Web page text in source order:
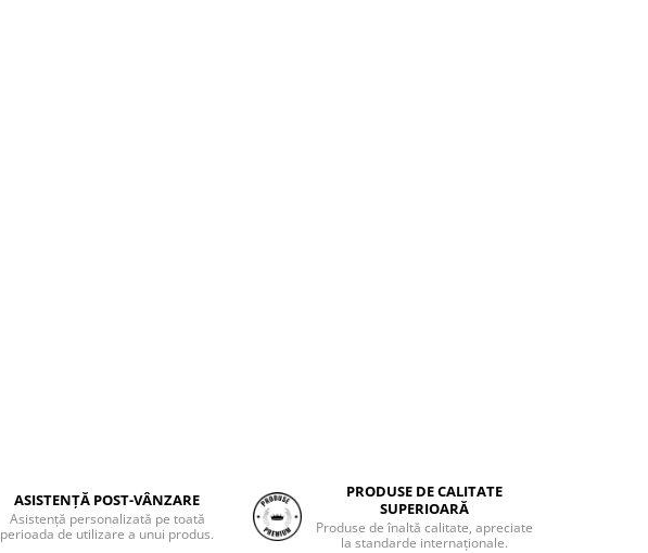
ASISTENȚĂ POST-VÂNZARE
Asistență personalizată pe toată
perioada de utilizare a unui produs.
PRODUSE DE CALITATE
SUPERIOARĂ
Produse de înaltă calitate, apreciate
la standarde internaționale.